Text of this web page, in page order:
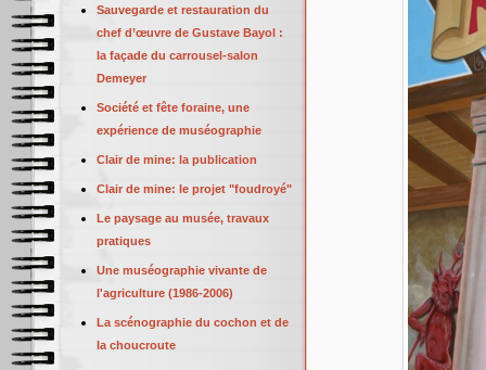
Sauvegarde et restauration du
chef d’œuvre de Gustave Bayol :
la façade du carrousel-salon
Demeyer
Société et fête foraine, une
expérience de muséographie
Clair de mine: la publication
Clair de mine: le projet "foudroyé"
Le paysage au musée, travaux
pratiques
Une muséographie vivante de
l'agriculture (1986-2006)
La scénographie du cochon et de
la choucroute